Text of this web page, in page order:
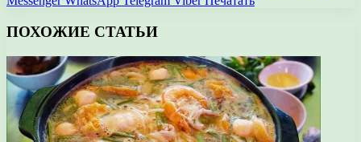
ПОХОЖИЕ СТАТЬИ